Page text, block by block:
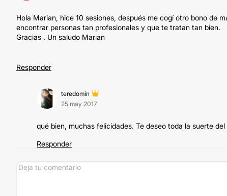
Hola Marian, hice 10 sesiones, después me cogí otro bono de
encontrar personas tan profesionales y que te tratan tan bien.
Gracias . Un saludo Marian
Responder
teredomin
25 may 2017
qué bien, muchas felicidades. Te deseo toda la suerte
Responder